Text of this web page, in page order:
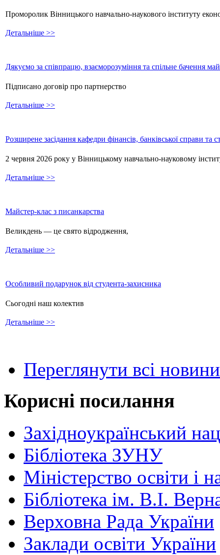
Проморолик Вінницького навчально-наукового інституту
Детальніше >>
Дякуємо за співпрацю, взаєморозуміння та спільне бачення
Підписано договір про партнерство
Детальніше >>
Розширене засідання кафедри фінансів, банківської справи та
2 червня 2026 року у Вінницькому навчально-науковому
Детальніше >>
Майстер-клас з писанкарства
Великдень — це свято відродження,
Детальніше >>
Особливий подарунок від студента-захисника
Сьогодні наш колектив
Детальніше >>
Переглянути всі новини
Корисні посилання
Західноукраїнський
Бібліотека ЗУНУ
Міністерство освіти і
Бібліотека ім. В.І.
Верховна Рада України
Заклади освіти України